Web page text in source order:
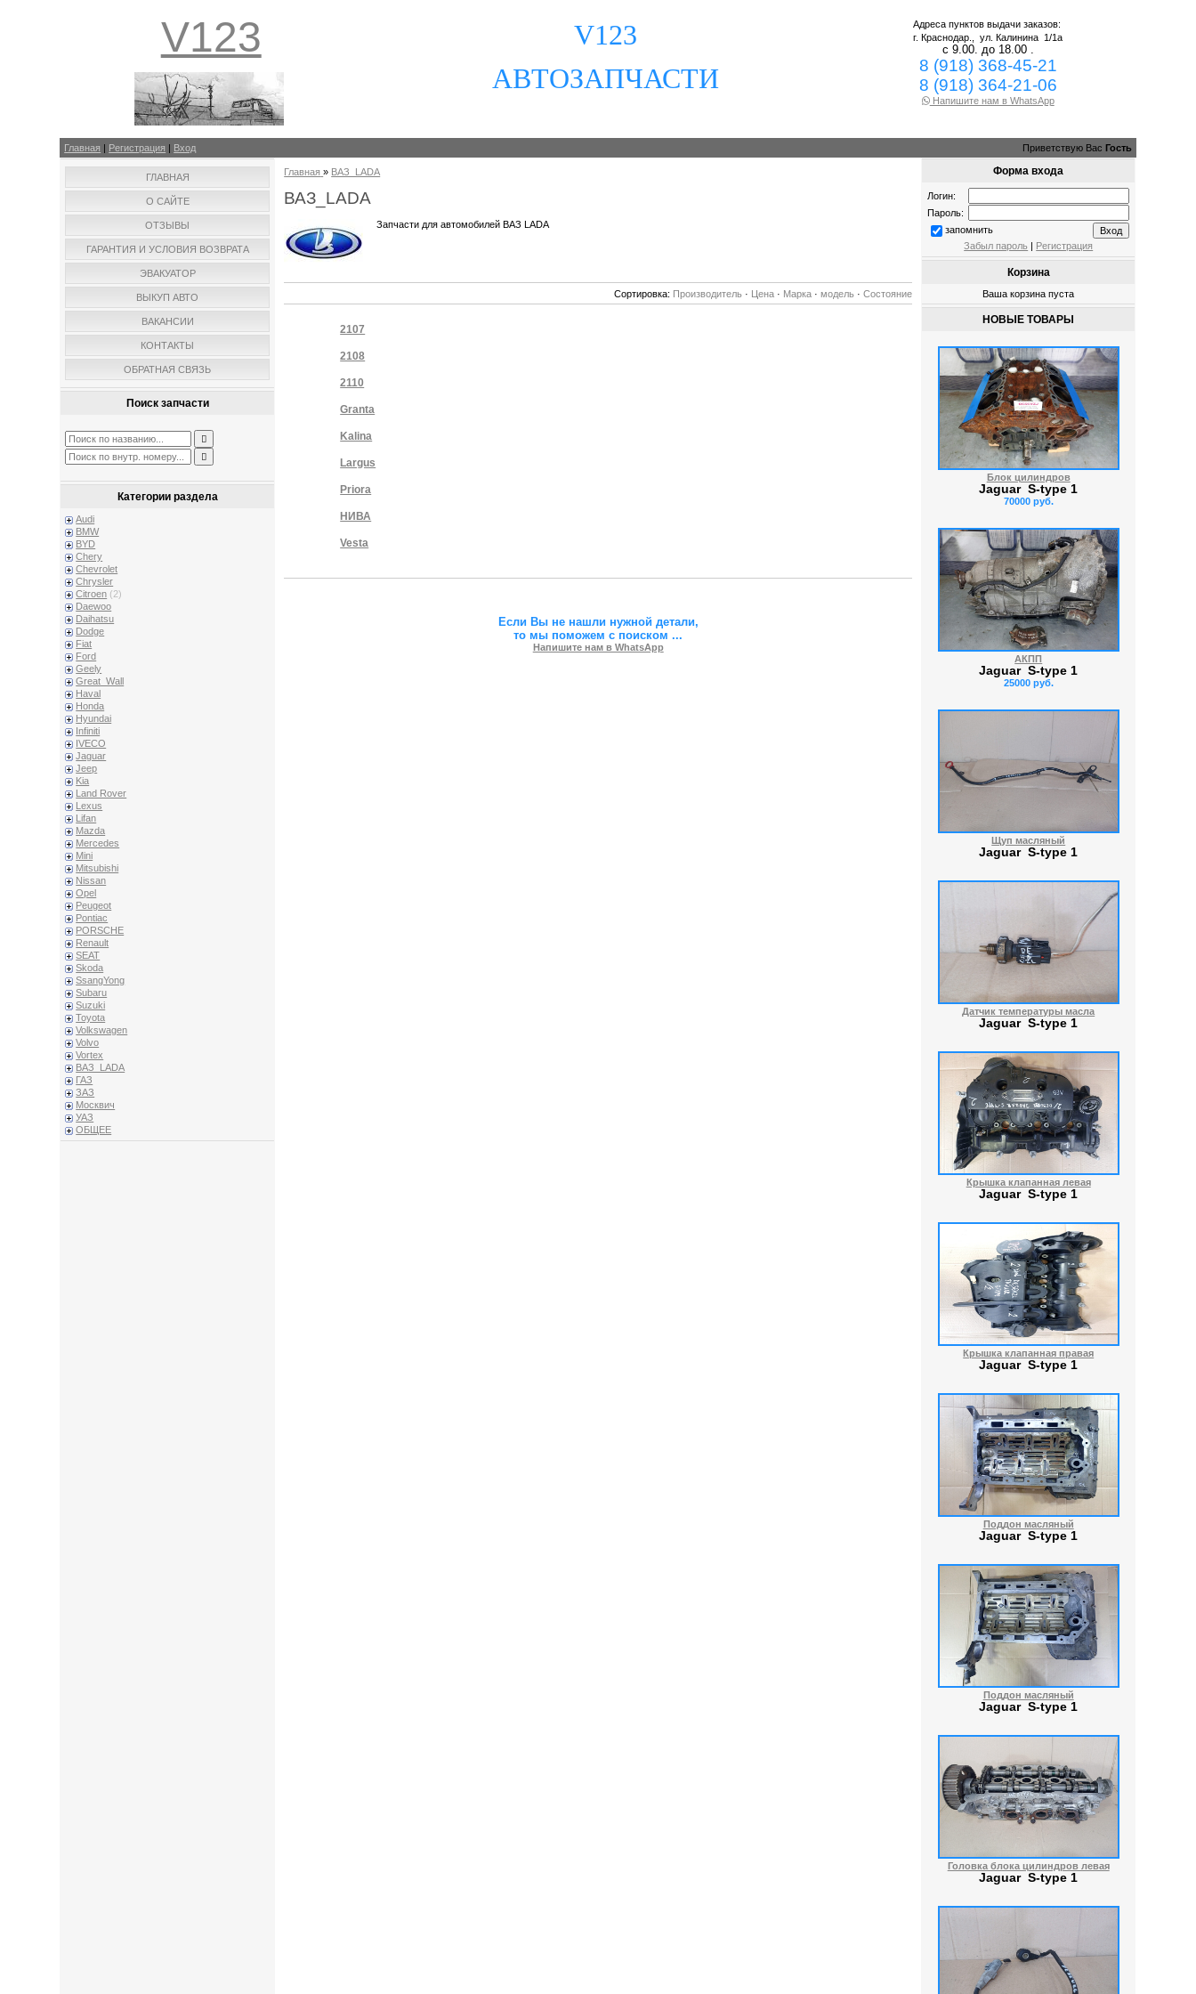
V123
V123
АВТОЗАПЧАСТИ
Адреса пунктов выдачи заказов:
г. Краснодар.,ул. Калинина 1/1а
с 9.00. до 18.00 .
8 (918) 368-45-21
8 (918) 364-21-06
Напишите нам в WhatsApp
Главная | Регистрация | Вход Приветствую Вас Гость
ГЛАВНАЯ
О САЙТЕ
ОТЗЫВЫ
ГАРАНТИЯ И УСЛОВИЯ ВОЗВРАТА
ЭВАКУАТОР
ВЫКУП АВТО
ВАКАНСИИ
КОНТАКТЫ
ОБРАТНАЯ СВЯЗЬ
Поиск запчасти
Категории раздела
Audi
BMW
BYD
Chery
Chevrolet
Chrysler
Citroen (2)
Daewoo
Daihatsu
Dodge
Fiat
Ford
Geely
Great_Wall
Haval
Honda
Hyundai
Infiniti
IVECO
Jaguar
Jeep
Kia
Land Rover
Lexus
Lifan
Mazda
Mercedes
Mini
Mitsubishi
Nissan
Opel
Peugeot
Pontiac
PORSCHE
Renault
SEAT
Skoda
SsangYong
Subaru
Suzuki
Toyota
Volkswagen
Volvo
Vortex
ВАЗ_LADA
ГАЗ
ЗАЗ
Москвич
УАЗ
ОБЩЕЕ
Главная » ВАЗ_LADA
ВАЗ_LADA
Запчасти для автомобилей ВАЗ LADA
Сортировка: Производитель · Цена · Марка ·модель ·Состояние
2107
2108
2110
Granta
Kalina
Largus
Priora
НИВА
Vesta
Если Вы не нашли нужной детали,
то мы поможем с поиском...
Напишите нам в WhatsApp
Форма входа
Логин:
Пароль:
запомнить
Забыл пароль | Регистрация
Корзина
Ваша корзина пуста
НОВЫЕ ТОВАРЫ
Блок цилиндров
Jaguar S-type 1
70000 руб.
АКПП
Jaguar S-type 1
25000 руб.
Щуп масляный
Jaguar S-type 1
Датчик температуры масла
Jaguar S-type 1
Крышка клапанная левая
Jaguar S-type 1
Крышка клапанная правая
Jaguar S-type 1
Поддон масляный
Jaguar S-type 1
Поддон масляный
Jaguar S-type 1
Головка блока цилиндров левая
Jaguar S-type 1